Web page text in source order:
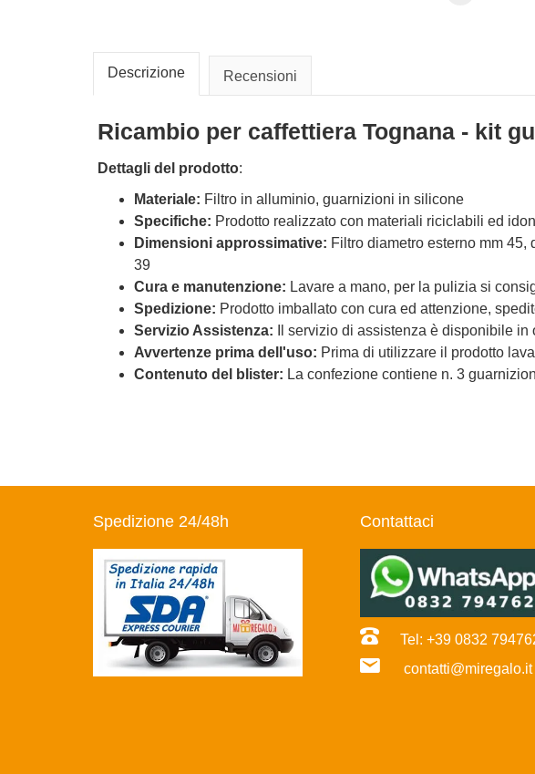
Descrizione Recensioni
Ricambio per caffettiera Tognana - kit
Dettagli del prodotto:
Materiale: Filtro in alluminio, guarnizioni in silicone
Specifiche: Prodotto realizzato con materiali riciclabili ed
Dimensioni approssimative: Filtro diametro esterno mm
39
Cura e manutenzione: Lavare a mano, per la pulizia si
Spedizione: Prodotto imballato con cura ed attenzione,
Servizio Assistenza: Il servizio di assistenza è disponibile
Avvertenze prima dell'uso: Prima di utilizzare il prodotto
Contenuto del blister: La confezione contiene n. 3
Spedizione 24/48h Contattaci
Tel: +39 0832
contatti@miregalo.it